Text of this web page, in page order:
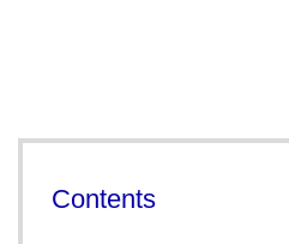
Contents